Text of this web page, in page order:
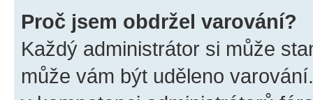
Proč jsem obdržel varování?
Každý administrátor si může
může vám být uděleno